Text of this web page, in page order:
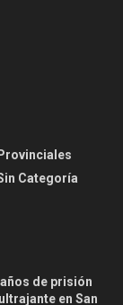
Provinciales
Categoría
de prisión
en San